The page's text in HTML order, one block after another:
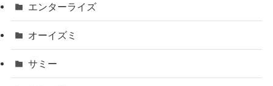
エンターライズ
オーイズミ
サミー